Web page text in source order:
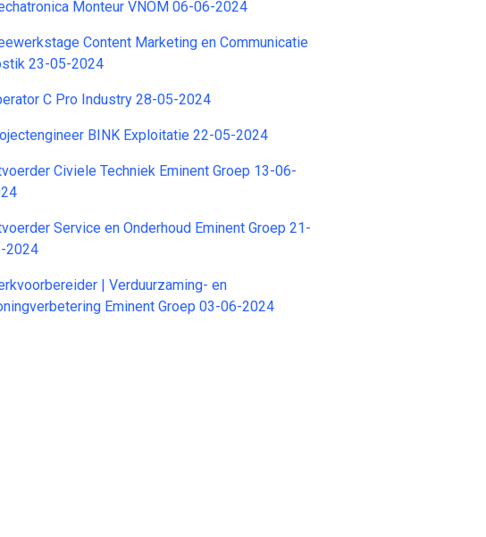
Monteur VNOM 06-06-2024
Content Marketing en Communicatie
23-05-2024
C Pro Industry 28-05-2024
BINK Exploitatie 22-05-2024
Civiele Techniek Eminent Groep 13-06-
Service en Onderhoud Eminent Groep 21-
2024
| Verduurzaming- en
Eminent Groep 03-06-2024